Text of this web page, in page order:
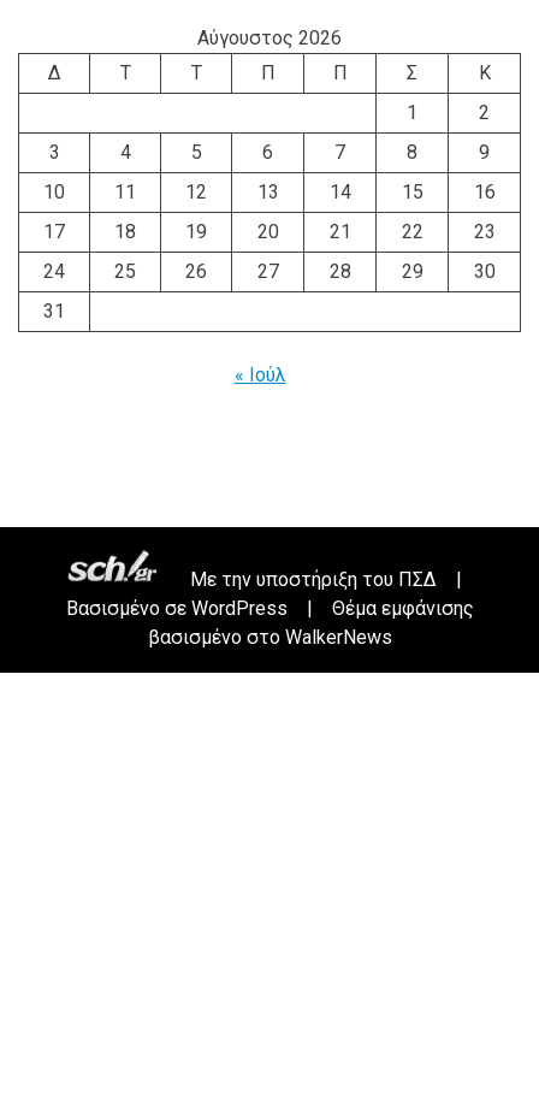
Αύγουστος 2026
Δ
Τ Τ Π Π Σ
Κ
1
2
3
4 5 6 7 8
9
10
11 12 13 14 15
16
17
18 19 20 21 22
23
24
25 26 27 28 29
30
31
« Ιούλ
Με την υποστήριξη του ΠΣΔ
|
Βασισμένο σε WordPress |
Θέμα εμφάνισης
βασισμένο στο WalkerNews